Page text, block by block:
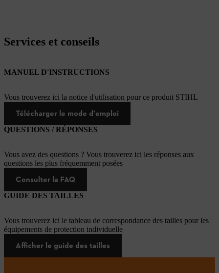
Services et conseils
MANUEL D'INSTRUCTIONS
Vous trouverez ici la notice d'utilisation pour ce produit STIHL
Télécharger le mode d'emploi
QUESTIONS / RÉPONSES
Vous avez des questions ? Vous trouverez ici les réponses aux
questions les plus fréquemment posées
Consulter la FAQ
GUIDE DES TAILLES
Vous trouverez ici le tableau de correspondance des tailles pour les
équipements de protection individuelle
Afficher le guide des tailles